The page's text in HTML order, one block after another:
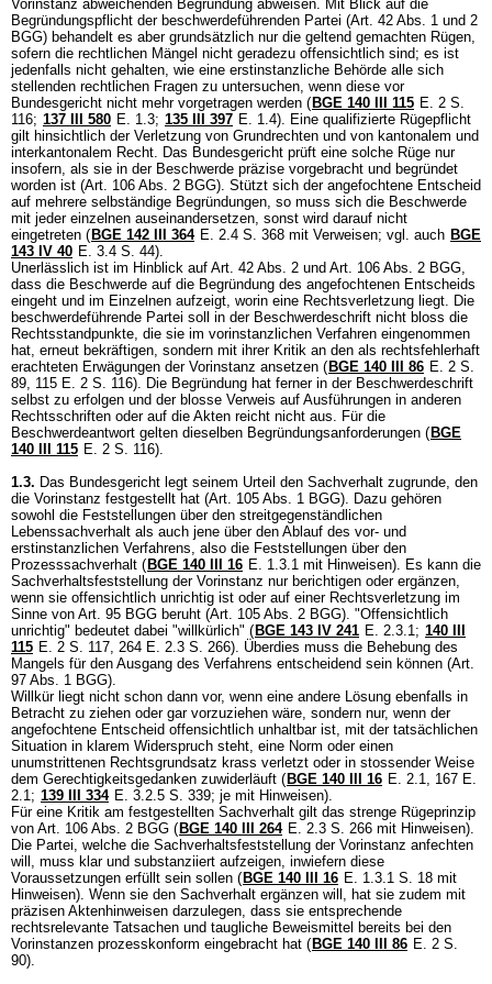
Vorinstanz abweichenden Begründung abweisen. Mit Blick auf die
Begründungspflicht der beschwerdeführenden Partei (Art. 42 Abs. 1 und 2
BGG) behandelt es aber grundsätzlich nur die geltend gemachten Rügen,
sofern die rechtlichen Mängel nicht geradezu offensichtlich sind; es ist
jedenfalls nicht gehalten, wie eine erstinstanzliche Behörde alle sich
stellenden rechtlichen Fragen zu untersuchen, wenn diese vor
Bundesgericht nicht mehr vorgetragen werden ( BGE 140 III 115 E. 2 S.
116; 137 III 580 E. 1.3; 135 III 397 E. 1.4). Eine qualifizierte Rügepflicht
gilt hinsichtlich der Verletzung von Grundrechten und von kantonalem und
interkantonalem Recht. Das Bundesgericht prüft eine solche Rüge nur
insofern, als sie in der Beschwerde präzise vorgebracht und begründet
worden ist (Art. 106 Abs. 2 BGG). Stützt sich der angefochtene Entscheid
auf mehrere selbständige Begründungen, so muss sich die Beschwerde
mit jeder einzelnen auseinandersetzen, sonst wird darauf nicht
eingetreten ( BGE 142 III 364 E. 2.4 S. 368 mit Verweisen; vgl. auch BGE
143 IV 40 E. 3.4 S. 44).
Unerlässlich ist im Hinblick auf Art. 42 Abs. 2 und Art. 106 Abs. 2 BGG,
dass die Beschwerde auf die Begründung des angefochtenen Entscheids
eingeht und im Einzelnen aufzeigt, worin eine Rechtsverletzung liegt. Die
beschwerdeführende Partei soll in der Beschwerdeschrift nicht bloss die
Rechtsstandpunkte, die sie im vorinstanzlichen Verfahren eingenommen
hat, erneut bekräftigen, sondern mit ihrer Kritik an den als rechtsfehlerhaft
erachteten Erwägungen der Vorinstanz ansetzen ( BGE 140 III 86 E. 2 S.
89, 115 E. 2 S. 116). Die Begründung hat ferner in der Beschwerdeschrift
selbst zu erfolgen und der blosse Verweis auf Ausführungen in anderen
Rechtsschriften oder auf die Akten reicht nicht aus. Für die
Beschwerdeantwort gelten dieselben Begründungsanforderungen ( BGE
140 III 115 E. 2 S. 116).
1.3. Das Bundesgericht legt seinem Urteil den Sachverhalt zugrunde, den
die Vorinstanz festgestellt hat (Art. 105 Abs. 1 BGG). Dazu gehören
sowohl die Feststellungen über den streitgegenständlichen
Lebenssachverhalt als auch jene über den Ablauf des vor- und
erstinstanzlichen Verfahrens, also die Feststellungen über den
Prozesssachverhalt ( BGE 140 III 16 E. 1.3.1 mit Hinweisen). Es kann die
Sachverhaltsfeststellung der Vorinstanz nur berichtigen oder ergänzen,
wenn sie offensichtlich unrichtig ist oder auf einer Rechtsverletzung im
Sinne von Art. 95 BGG beruht (Art. 105 Abs. 2 BGG). "Offensichtlich
unrichtig" bedeutet dabei "willkürlich" ( BGE 143 IV 241 E. 2.3.1; 140 III
115 E. 2 S. 117, 264 E. 2.3 S. 266). Überdies muss die Behebung des
Mangels für den Ausgang des Verfahrens entscheidend sein können (Art.
97 Abs. 1 BGG).
Willkür liegt nicht schon dann vor, wenn eine andere Lösung ebenfalls in
Betracht zu ziehen oder gar vorzuziehen wäre, sondern nur, wenn der
angefochtene Entscheid offensichtlich unhaltbar ist, mit der tatsächlichen
Situation in klarem Widerspruch steht, eine Norm oder einen
unumstrittenen Rechtsgrundsatz krass verletzt oder in stossender Weise
dem Gerechtigkeitsgedanken zuwiderläuft ( BGE 140 III 16 E. 2.1, 167 E.
2.1; 139 III 334 E. 3.2.5 S. 339; je mit Hinweisen).
Für eine Kritik am festgestellten Sachverhalt gilt das strenge Rügeprinzip
von Art. 106 Abs. 2 BGG ( BGE 140 III 264 E. 2.3 S. 266 mit Hinweisen).
Die Partei, welche die Sachverhaltsfeststellung der Vorinstanz anfechten
will, muss klar und substanziiert aufzeigen, inwiefern diese
Voraussetzungen erfüllt sein sollen ( BGE 140 III 16 E. 1.3.1 S. 18 mit
Hinweisen). Wenn sie den Sachverhalt ergänzen will, hat sie zudem mit
präzisen Aktenhinweisen darzulegen, dass sie entsprechende
rechtsrelevante Tatsachen und taugliche Beweismittel bereits bei den
Vorinstanzen prozesskonform eingebracht hat ( BGE 140 III 86 E. 2 S.
90).